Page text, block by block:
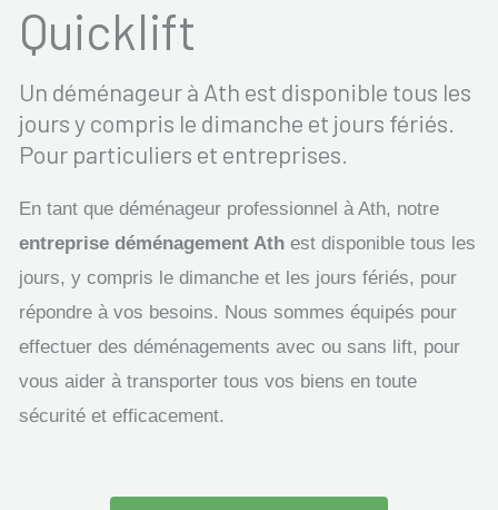
Quicklift
Un déménageur à Ath est disponible tous les
jours y compris le dimanche et jours fériés.
Pour particuliers et entreprises.
En tant que déménageur professionnel à Ath, notre
entreprise déménagement Ath est disponible tous les
jours, y compris le dimanche et les jours fériés, pour
répondre à vos besoins. Nous sommes équipés pour
effectuer des déménagements avec ou sans lift, pour
vous aider à transporter tous vos biens en toute
sécurité et efficacement.